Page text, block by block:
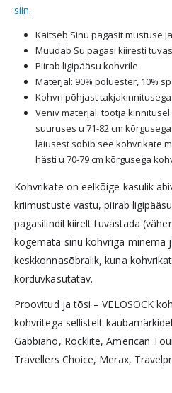
siin.
Kaitseb Sinu pagasit mustuse
Muudab Su pagasi kiiresti
Piirab ligipääsu kohvrile
Materjal: 90% polüester, 10%
Kohvri põhjast
Veniv materjal: tootja
suuruses u 71-82 cm
laiusest sobib see kohvrikate
hästi u 70-79 cm kõrgusega
Kohvrikate on eelkõige kasulik
kriimustuste vastu, piirab
pagasilindil kiirelt tuvastada
kogemata sinu kohvriga minema
keskkonnasõbralik, kuna
korduvkasutatav.
Proovitud ja tõsi – VELOSOCK
kohvritega sellistelt
Gabbiano, Rocklite, American
Travellers Choice, Merax,